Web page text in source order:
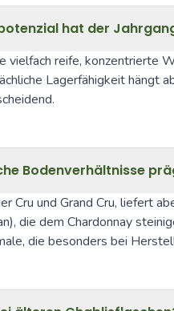
hat der
vielfach reife,
Lagerfähigkeit hängt
Bodenverhältnisse
Cru und Grand Cru, liefert
die dem Chardonnay
die besonders bei